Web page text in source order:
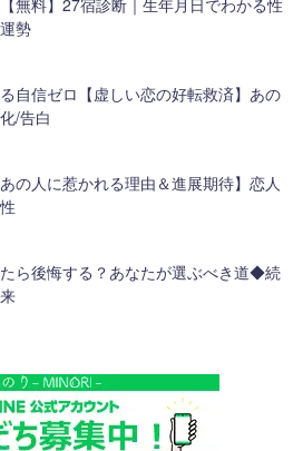
勢
自信ゼロ【虚しい恋の好転救済】あの
/告白
の人に惹かれる理由＆進展期待】恋人
ら後悔する？あなたが選ぶべき道◆続